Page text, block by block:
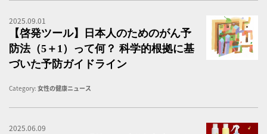
2025.09.01
【啓発ツール】日本人のためのがん予
防法（5＋1）って何？ 科学的根拠に基
づいた予防ガイドライン
Category: 女性の健康ニュース
2025.06.09